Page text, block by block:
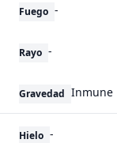
Fuego -
Rayo -
Gravedad Inmune
Hielo -